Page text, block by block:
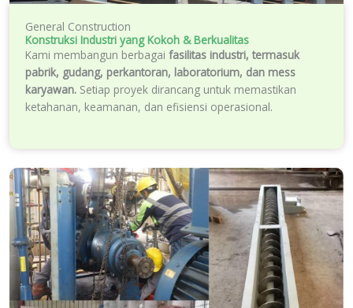
General Construction
Konstruksi Industri yang Kokoh & Berkualitas
Kami membangun berbagai fasilitas industri, termasuk
pabrik, gudang, perkantoran, laboratorium, dan mess
karyawan. Setiap proyek dirancang untuk memastikan
ketahanan, keamanan, dan efisiensi operasional.